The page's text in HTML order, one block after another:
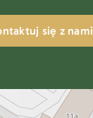
się z nami